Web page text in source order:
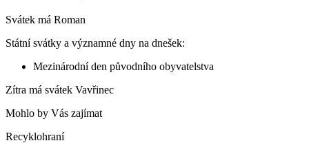
Svátek má Roman
Státní svátky a významné dny na dnešek:
Mezinárodní den původního obyvatelstva
Zítra má svátek Vavřinec
Mohlo by Vás zajímat
Recyklohraní